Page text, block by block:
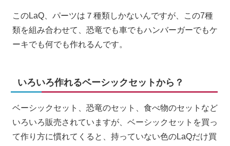
このLaQ、パーツは７種類しかないんですが、この7種
類を組み合わせて、恐竜でも車でもハンバーガーでもケ
ーキでも何でも作れるんです。
いろいろ作れるベーシックセットから？
ベーシックセット、恐竜のセット、食べ物のセットなど
いろいろ販売されていますが、ベーシックセットを買っ
て作り方に慣れてくると、持っていない色のLaQだけ買